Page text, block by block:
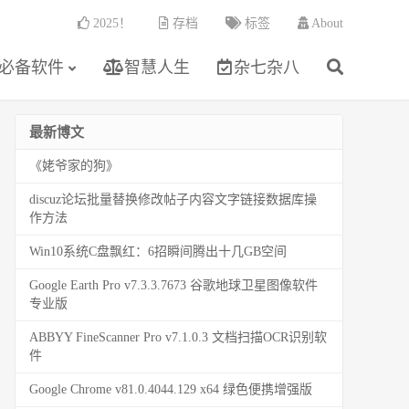
备软件 智慧人生 杂七杂八
2025！ 存档 标签 About
最新博文
《姥爷家的狗》
discuz论坛批量替换修改帖子内容文字链接数据库操
作方法
Win10系统C盘飘红：6招瞬间腾出十几GB空间
Google Earth Pro v7.3.3.7673 谷歌地球卫星图像软件
专业版
ABBYY FineScanner Pro v7.1.0.3 文档扫描OCR识别软
件
Google Chrome v81.0.4044.129 x64 绿色便携增强版